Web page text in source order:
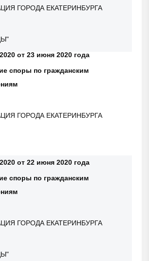
ГОРОДА ЕКАТЕРИНБУРГА
от 23 июня 2020 года
споры по гражданским
ГОРОДА ЕКАТЕРИНБУРГА
от 22 июня 2020 года
споры по гражданским
ГОРОДА ЕКАТЕРИНБУРГА